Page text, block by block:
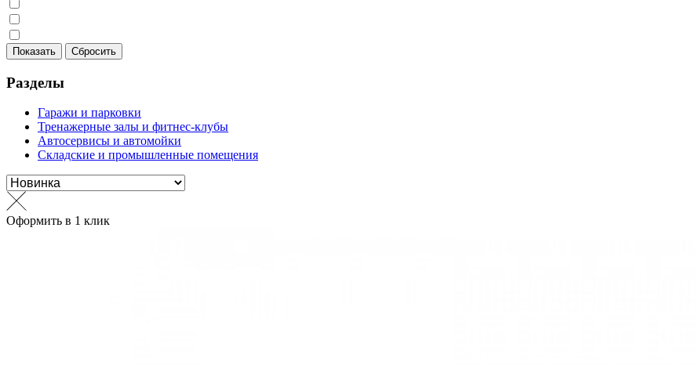
Разделы
Гаражи и парковки
Тренажерные залы и фитнес-клубы
Автосервисы и автомойки
Складские и промышленные помещения
Оформить в 1 клик